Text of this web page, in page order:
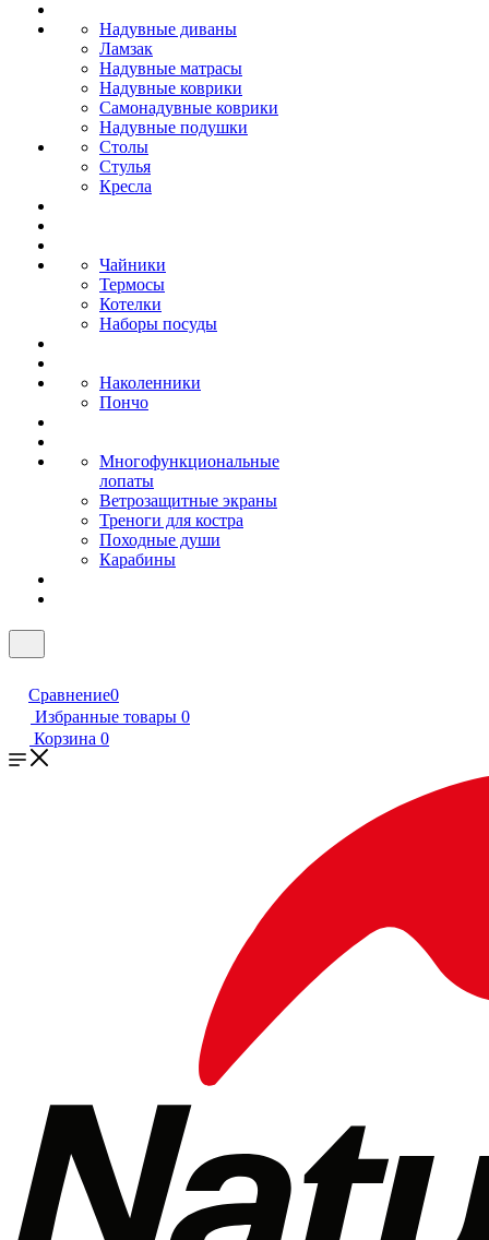
Надувные диваны
Ламзак
Надувные матрасы
Надувные коврики
Самонадувные коврики
Надувные подушки
Столы
Стулья
Кресла
Чайники
Термосы
Котелки
Наборы посуды
Наколенники
Пончо
Многофункциональные
лопаты
Ветрозащитные экраны
Треноги для костра
Походные души
Карабины
Сравнение0
Избранные товары 0
Корзина 0